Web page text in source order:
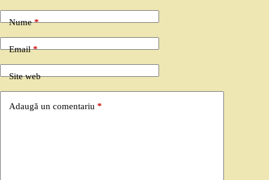
Nume*
Email*
Site web
Adaugă un comentariu *